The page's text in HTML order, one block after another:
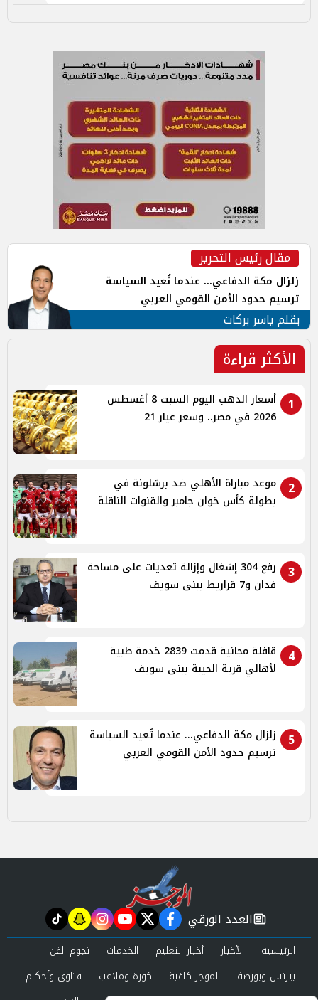
مقال رئيس التحرير
زلزال مكة الدفاعي... عندما تُعيد السياسة
ترسيم حدود الأمن القومي العربي
بقلم ياسر بركات
الأكثر قراءة
1
أسعار الذهب اليوم السبت 8 أغسطس
2026 في مصر.. وسعر عيار 21
2
موعد مباراة الأهلي ضد برشلونة في
بطولة كأس خوان جامبر والقنوات الناقلة
3
رفع 304 إشغال وإزالة تعديات على مساحة
فدان و7 قراريط ببنى سويف
4
قافلة مجانية قدمت 2839 خدمة طبية
لأهالي قرية الحيبة ببنى سويف
5
زلزال مكة الدفاعي... عندما تُعيد السياسة
ترسيم حدود الأمن القومي العربي
newspaper
العدد الورقي facebook
twitter
youtube
instagram
snapchat
tiktok
الرئيسية الأخبار أخبار التعليم الخدمات
نجوم الفن
بيزنس وبورصة
الموجز كافية كورة وملاعب
فتاوى وأحكام